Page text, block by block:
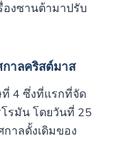
องซานต้ามาปรับ
าลคริสต์มาส
4 ซึ่งที่แรกที่จัด
รมัน โดยวันที่ 25
าลดั้งเดิมของ